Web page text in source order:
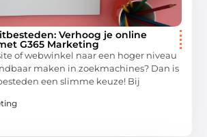
Verhoog je online
G365 Marketing
of webwinkel naar een hoger niveau
maken in zoekmachines? Dan is
een slimme keuze! Bij